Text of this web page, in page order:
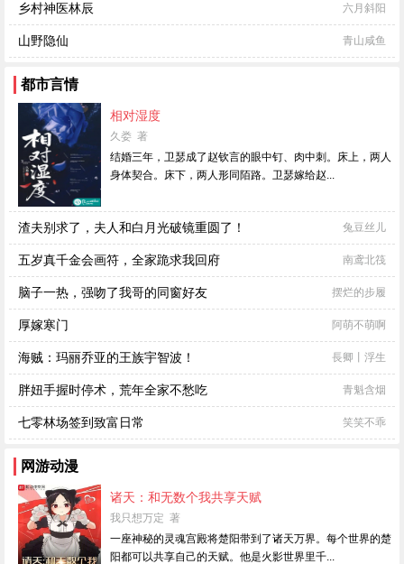
乡村神医林辰 六月斜阳
山野隐仙 青山咸鱼
都市言情
相对湿度
久娄 著
结婚三年，卫瑟成了赵钦言的眼中钉、肉中刺。床上，两人
身体契合。床下，两人形同陌路。卫瑟嫁给赵...
渣夫别求了，夫人和白月光破镜重圆了！ 兔豆丝儿
五岁真千金会画符，全家跪求我回府 南鸢北筏
脑子一热，强吻了我哥的同窗好友 摆烂的步履
厚嫁寒门 阿萌不萌啊
海贼：玛丽乔亚的王族宇智波！ 長卿丨浮生
胖妞手握时停术，荒年全家不愁吃 青魁含烟
七零林场签到致富日常 笑笑不乖
网游动漫
诸天：和无数个我共享天赋
我只想万定 著
一座神秘的灵魂宫殿将楚阳带到了诸天万界。每个世界的楚
阳都可以共享自己的天赋。他是火影世界里千...